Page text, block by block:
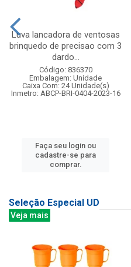
Luva lancadora de ventosas
brinquedo de precisao com 3
dardo...
Código: 836370
Embalagem: Unidade
Caixa Com: 24 Unidade(s)
Inmetro: ABCP-BRI-0404-2023-16
Faça seu login ou
cadastre-se para
comprar.
Seleção Especial UD
Veja mais